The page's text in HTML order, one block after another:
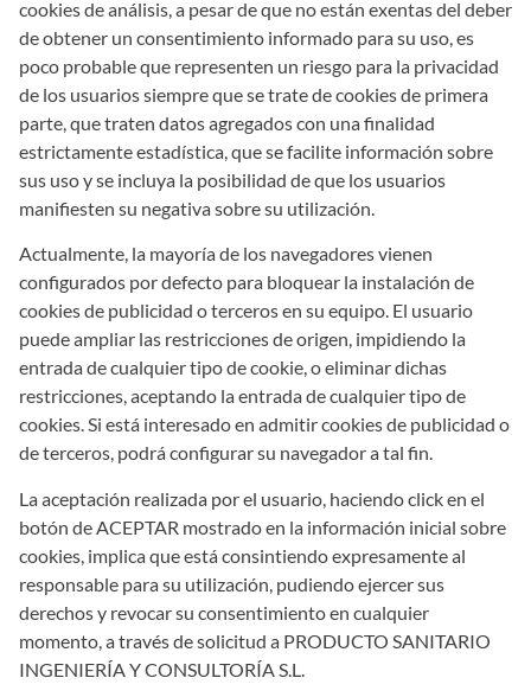
cookies de análisis, a pesar de que no están exentas del deber
de obtener un consentimiento informado para su uso, es
poco probable que representen un riesgo para la privacidad
de los usuarios siempre que se trate de cookies de primera
parte, que traten datos agregados con una finalidad
estrictamente estadística, que se facilite información sobre
sus uso y se incluya la posibilidad de que los usuarios
manifiesten su negativa sobre su utilización.
Actualmente, la mayoría de los navegadores vienen
configurados por defecto para bloquear la instalación de
cookies de publicidad o terceros en su equipo. El usuario
puede ampliar las restricciones de origen, impidiendo la
entrada de cualquier tipo de cookie, o eliminar dichas
restricciones, aceptando la entrada de cualquier tipo de
cookies. Si está interesado en admitir cookies de publicidad o
de terceros, podrá configurar su navegador a tal fin.
La aceptación realizada por el usuario, haciendo click en el
botón de ACEPTAR mostrado en la información inicial sobre
cookies, implica que está consintiendo expresamente al
responsable para su utilización, pudiendo ejercer sus
derechos y revocar su consentimiento en cualquier
momento, a través de solicitud a PRODUCTO SANITARIO
INGENIERÍA Y CONSULTORÍA S.L.